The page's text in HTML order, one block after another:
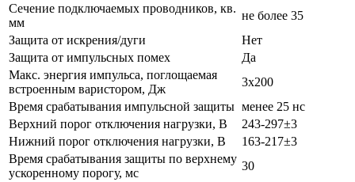
Сечение подключаемых проводников, кв.
мм
не более 35
Защита от искрения/дуги
Нет
Защита от импульсных помех
Да
Макс. энергия импульса, поглощаемая
встроенным варистором, Дж
3х200
Время срабатывания импульсной защиты менее 25 нс
Верхний порог отключения нагрузки, В
243-297±3
Нижний порог отключения нагрузки, В
163-217±3
Время срабатывания защиты по верхнему
ускоренному порогу, мс
30